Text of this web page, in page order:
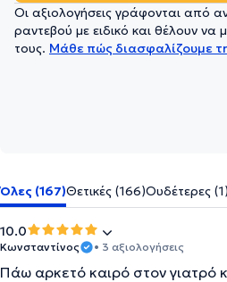
Οι αξιολογήσεις γράφονται από
ραντεβού με ειδικό και θέλουν να
τους. Μάθε πώς διασφαλίζουμε
Όλες (167)Θετικές (166)Ουδέτερες (1)
10.0
Κωνσταντίνος • 3 αξιολογήσεις
Πάω αρκετό καιρό στον γιατρό